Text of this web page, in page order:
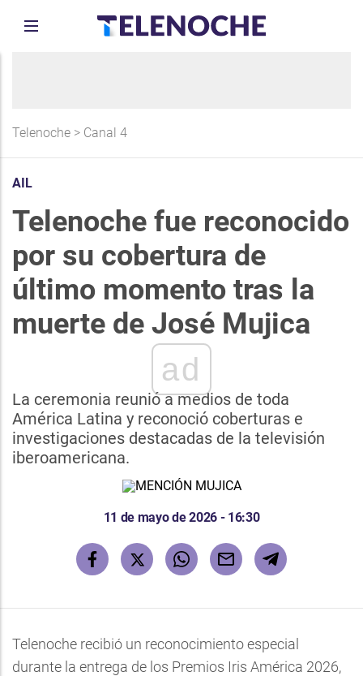
Telenoche > Canal 4
AIL
Telenoche fue reconocido
por su cobertura de
último momento tras la
muerte de José Mujica
ad
La ceremonia reunió a medios de toda
América Latina y reconoció coberturas e
investigaciones destacadas de la televisión
iberoamericana.
11 de mayo de 2026 - 16:30
Telenoche recibió un reconocimiento especial
durante la entrega de los Premios Iris América 2026,